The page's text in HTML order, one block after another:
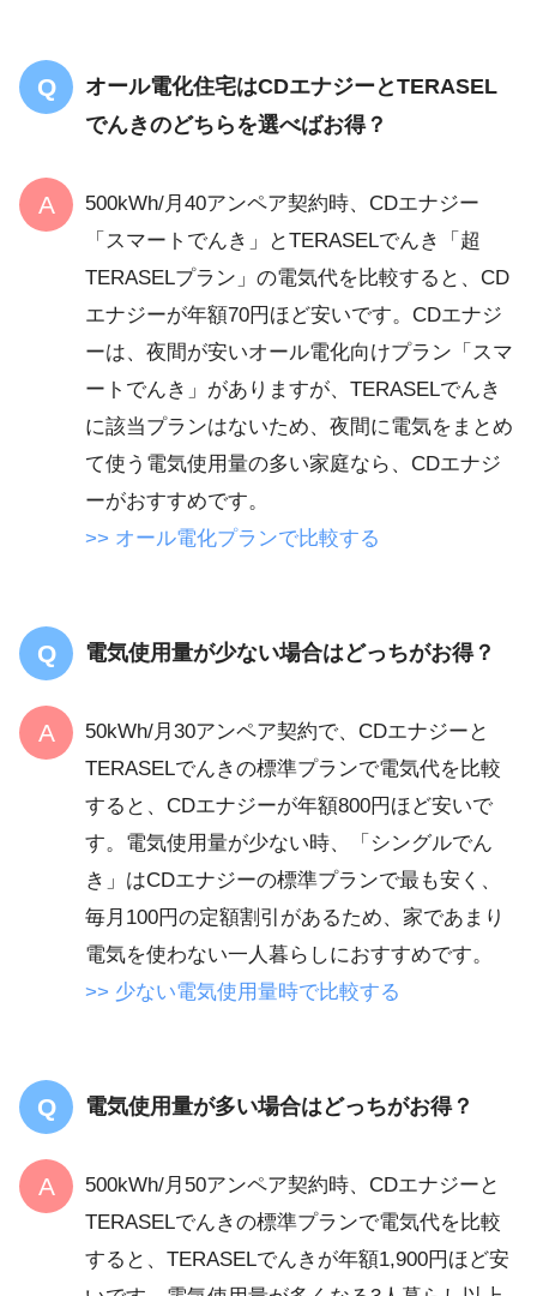
オール電化住宅はCDエナジーとTERASEL
でんきのどちらを選べばお得？
500kWh/月40アンペア契約時、CDエナジー
「スマートでんき」とTERASELでんき「超
TERASELプラン」の電気代を比較すると、CD
エナジーが年額70円ほど安いです。CDエナジ
ーは、夜間が安いオール電化向けプラン「スマ
ートでんき」がありますが、TERASELでんき
に該当プランはないため、夜間に電気をまとめ
て使う電気使用量の多い家庭なら、CDエナジ
ーがおすすめです。
>> オール電化プランで比較する
電気使用量が少ない場合はどっちがお得？
50kWh/月30アンペア契約で、CDエナジーと
TERASELでんきの標準プランで電気代を比較
すると、CDエナジーが年額800円ほど安いで
す。電気使用量が少ない時、「シングルでん
き」はCDエナジーの標準プランで最も安く、
毎月100円の定額割引があるため、家であまり
電気を使わない一人暮らしにおすすめです。
>> 少ない電気使用量時で比較する
電気使用量が多い場合はどっちがお得？
500kWh/月50アンペア契約時、CDエナジーと
TERASELでんきの標準プランで電気代を比較
すると、TERASELでんきが年額1,900円ほど安